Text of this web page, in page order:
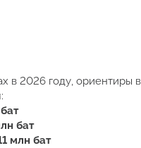
в 2026 году, ориентиры
бат
млн бат